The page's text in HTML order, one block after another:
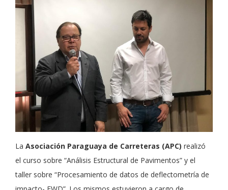
La Asociación Paraguaya de Carreteras (APC) realizó
el curso sobre “Análisis Estructural de Pavimentos” y el
taller sobre “Procesamiento de datos de deflectometría de